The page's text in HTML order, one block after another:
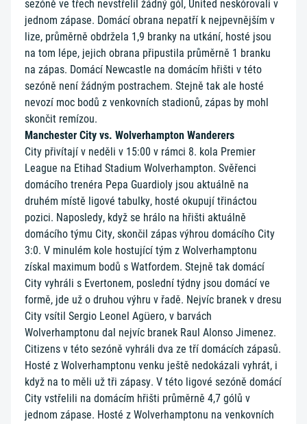
sezóně ve třech nevstřelil žádný gól, United neskórovali v
jednom zápase. Domácí obrana nepatří k nejpevnějším v
lize, průměrně obdržela 1,9 branky na utkání, hosté jsou
na tom lépe, jejich obrana připustila průměrně 1 branku
na zápas. Domácí Newcastle na domácím hřišti v této
sezóně není žádným postrachem. Stejně tak ale hosté
nevozí moc bodů z venkovních stadionů, zápas by mohl
skončit remízou.
Manchester City vs. Wolverhampton Wanderers
City přivítají v neděli v 15:00 v rámci 8. kola Premier
League na Etihad Stadium Wolverhampton. Svěřenci
domácího trenéra Pepa Guardioly jsou aktuálně na
druhém místě ligové tabulky, hosté okupují třináctou
pozici. Naposledy, když se hrálo na hřišti aktuálně
domácího týmu City, skončil zápas výhrou domácího City
3:0. V minulém kole hostující tým z Wolverhamptonu
získal maximum bodů s Watfordem. Stejně tak domácí
City vyhráli s Evertonem, poslední týdny jsou domácí ve
formě, jde už o druhou výhru v řadě. Nejvíc branek v dresu
City vsítil Sergio Leonel Agüero, v barvách
Wolverhamptonu dal nejvíc branek Raul Alonso Jimenez.
Citizens v této sezóně vyhráli dva ze tří domácích zápasů.
Hosté z Wolverhamptonu venku ještě nedokázali vyhrát, i
když na to měli už tři zápasy. V této ligové sezóně domácí
City vstřelili na domácím hřišti průměrně 4,7 gólů v
jednom zápase. Hosté z Wolverhamptonu na venkovních